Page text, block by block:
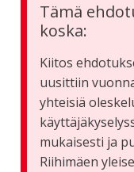
Tämä
koska:
Kiitos
uusittiin
yhteisiä
mukaisesti ja
Riihimäen